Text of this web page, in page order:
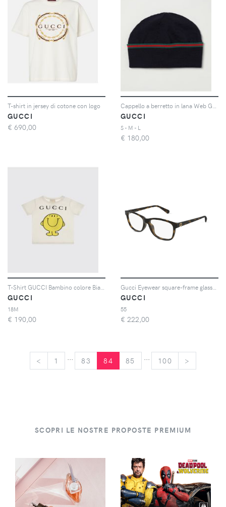
T-shirt in jersey di cotone con logo
GUCCI
€ 690,00
GUCCI
S - M - L
€ 180,00
GUCCI
18M
€ 190,00
GUCCI
55
€ 222,00
< 1 ... 83 84 85 ... 100 >
SCOPRI LE NOSTRE PROPOSTE PREMIUM